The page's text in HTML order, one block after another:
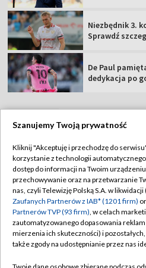
Niezbędnik 3.
Sprawdź
De Paul
dedykacja po
Sklep
Biuro
Oferta
Telegazeta
Polityka
Moje
Biuro
Szanujemy Twoją prywatność
Kliknij "Akceptuję i przechodzę do
korzystanie z technologii
dostęp do informacji na Twoim
przechowywanie oraz na przetwarzanie
nas, czyli Telewizję Polską S.A. w
Zaufanych Partnerów z IAB* (1201 firm)
Partnerów TVP (93 firm), w celach
zautomatyzowanego dopasowania
mierzenia ich skuteczności) i
także zgody na udostępnianie przez nas